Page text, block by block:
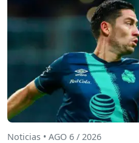
Noticias • AGO 6 / 2026